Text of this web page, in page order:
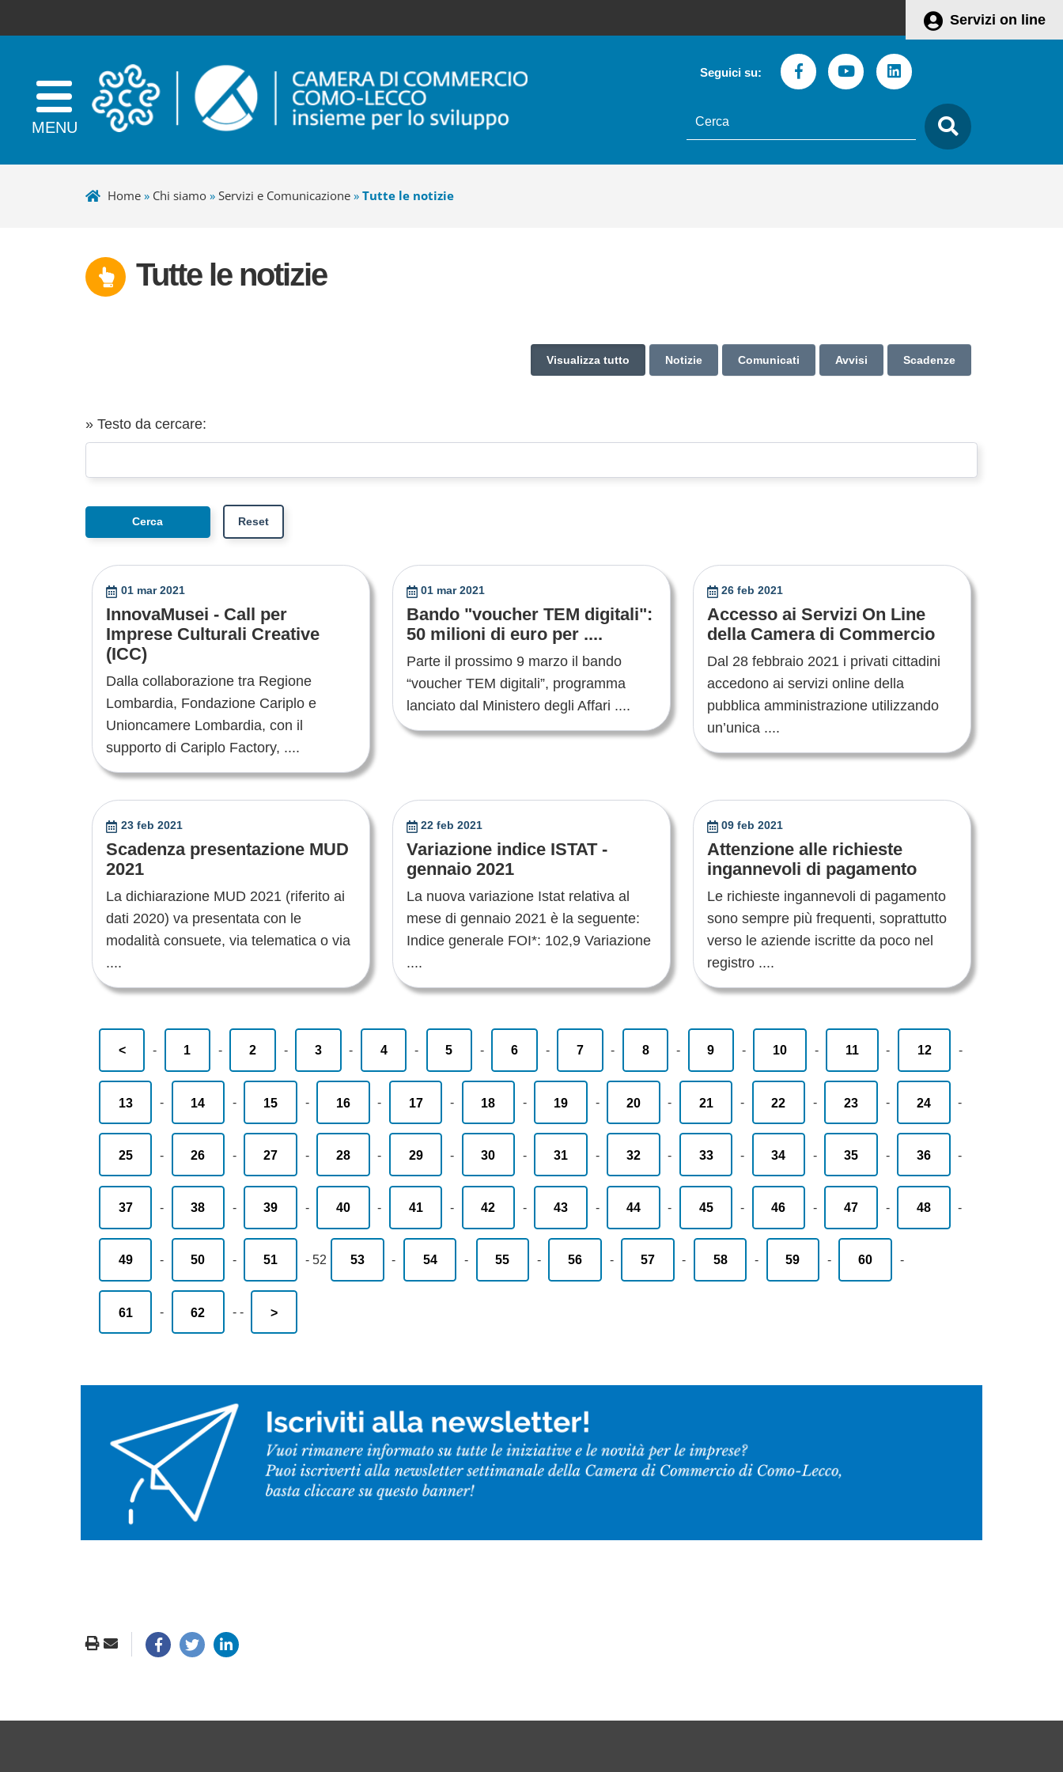
Servizi on line
Seguici su: FacebookYoutubeLinkedin
testo
da
cercare
Home» Chi siamo» Servizi e Comunicazione» Tutte le notizie
Tutte le notizie
Visualizza tutto Notizie Comunicati Avvisi Scadenze
» Testo da cercare:
01 mar 2021
InnovaMusei - Call per
Imprese Culturali Creative
(ICC)
Dalla collaborazione tra Regione
Lombardia, Fondazione Cariplo e
Unioncamere Lombardia, con il
supporto di Cariplo Factory, ....
01 mar 2021
Bando "voucher TEM digitali":
50 milioni di euro per ....
Parte il prossimo 9 marzo il bando
“voucher TEM digitali”, programma
lanciato dal Ministero degli Affari ....
26 feb 2021
Accesso ai Servizi On Line
della Camera di Commercio
Dal 28 febbraio 2021 i privati cittadini
accedono ai servizi online della
pubblica amministrazione utilizzando
un’unica ....
23 feb 2021
Scadenza presentazione MUD
2021
La dichiarazione MUD 2021 (riferito ai
dati 2020) va presentata con le
modalità consuete, via telematica o via
....
22 feb 2021
Variazione indice ISTAT -
gennaio 2021
La nuova variazione Istat relativa al
mese di gennaio 2021 è la seguente:
Indice generale FOI*: 102,9 Variazione
....
09 feb 2021
Attenzione alle richieste
ingannevoli di pagamento
Le richieste ingannevoli di pagamento
sono sempre più frequenti, soprattutto
verso le aziende iscritte da poco nel
registro ....
< - 1 - 2 - 3 - 4 - 5 - 6 - 7 - 8 - 9 - 10 - 11 - 12 -
13 - 14 - 15 - 16 - 17 - 18 - 19 - 20 - 21 - 22 - 23 - 24 -
25 - 26 - 27 - 28 - 29 - 30 - 31 - 32 - 33 - 34 - 35 - 36 -
37 - 38 - 39 - 40 - 41 - 42 - 43 - 44 - 45 - 46 - 47 - 48 -
49 - 50 - 51 - 52 53 - 54 - 55 - 56 - 57 - 58 - 59 - 60 -
61 - 62 - - >